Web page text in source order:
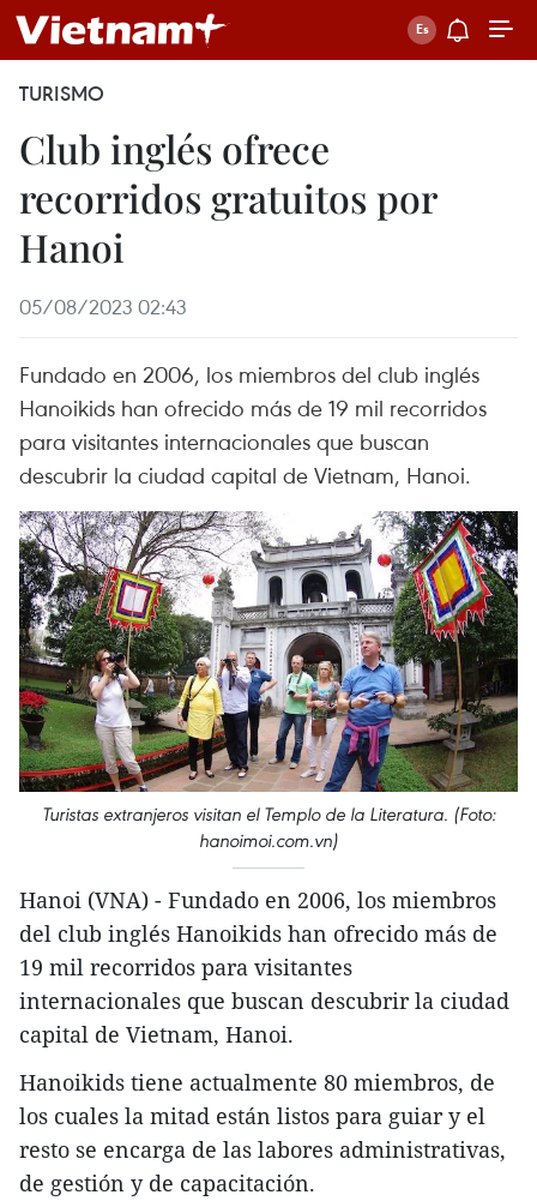
TURISMO
Club inglés ofrece
recorridos gratuitos por
Hanoi
05/08/2023 02:43
Fundado en 2006, los miembros del club inglés
Hanoikids han ofrecido más de 19 mil recorridos
para visitantes internacionales que buscan
descubrir la ciudad capital de Vietnam, Hanoi.
Turistas extranjeros visitan el Templo de la Literatura. (Foto:
hanoimoi.com.vn)
Hanoi (VNA) - Fundado en 2006, los miembros
del club inglés Hanoikids han ofrecido más de
19 mil recorridos para visitantes
internacionales que buscan descubrir la ciudad
capital de Vietnam, Hanoi.
Hanoikids tiene actualmente 80 miembros, de
los cuales la mitad están listos para guiar y el
resto se encarga de las labores administrativas,
de gestión y de capacitación.